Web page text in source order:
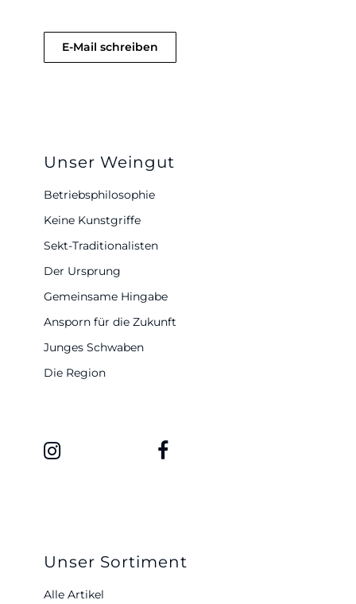
E-Mail schreiben
Unser Weingut
Betriebsphilosophie
Keine Kunstgriffe
Sekt-Traditionalisten
Der Ursprung
Gemeinsame Hingabe
Ansporn für die Zukunft
Junges Schwaben
Die Region
Unser Sortiment
Alle Artikel